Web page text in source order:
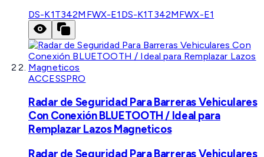
DS-K1T342MFWX-E1 DS-K1T342MFWX-E1
ACCESSPRO
Radar de Seguridad Para Barreras Vehiculares
Con Conexión BLUETOOTH / Ideal para
Remplazar Lazos Magneticos
Radar de Seguridad Para Barreras Vehiculares